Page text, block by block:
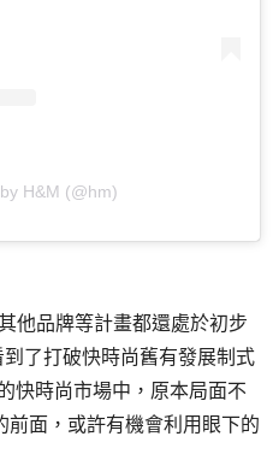
H&M (@hm)
他品牌等計畫都還處於初步
了打破快時尚舊有發展制式
快時尚市場中，原本局面不
面，或許有機會利用眼下的